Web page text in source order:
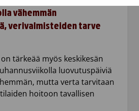
vähemmän
verivalmisteiden tarve
tärkeää myös keskikesän
luovutuspäiviä
mutta verta tarvitaan
hoitoon tavallisen